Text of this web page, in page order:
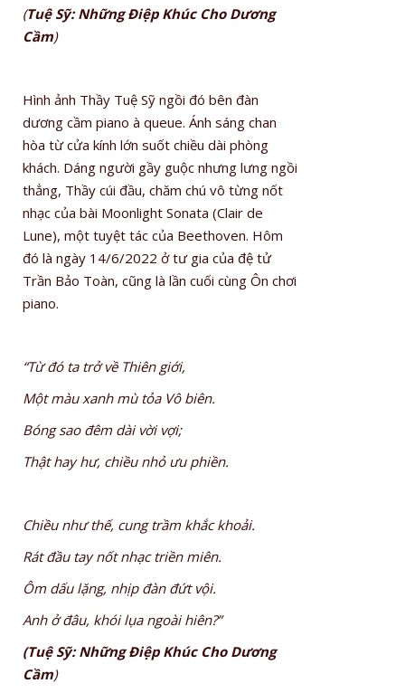
(Tuệ Sỹ: Những Điệp Khúc Cho Dương
Cầm)
Hình ảnh Thầy Tuệ Sỹ ngồi đó bên đàn
dương cầm piano à queue. Ánh sáng chan
hòa từ cửa kính lớn suốt chiều dài phòng
khách. Dáng người gầy guộc nhưng lưng ngồi
thẳng, Thầy cúi đầu, chăm chú vô từng nốt
nhạc của bài Moonlight Sonata (Clair de
Lune), một tuyệt tác của Beethoven. Hôm
đó là ngày 14/6/2022 ở tư gia của đệ tử
Trần Bảo Toàn, cũng là lần cuối cùng Ôn chơi
piano.
“Từ đó ta trở về Thiên giới,
Một màu xanh mù tỏa Vô biên.
Bóng sao đêm dài vời vợi;
Thật hay hư, chiều nhỏ ưu phiền.
Chiều như thế, cung trầm khắc khoải.
Rát đầu tay nốt nhạc triền miên.
Ôm dấu lặng, nhịp đàn đứt vội.
Anh ở đâu, khói lụa ngoài hiên?”
(Tuệ Sỹ: Những Điệp Khúc Cho Dương
Cầm)